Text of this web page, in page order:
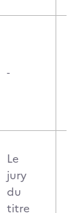
-
Le
jury
du
titre